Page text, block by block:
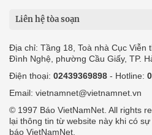
Liên hệ tòa soạn
Địa chỉ: Tầng 18, Toà nhà Cục Viễn
Đình Nghệ, phường Cầu Giấy, TP.
Điện thoại: 02439369898 - Hotline:
Email: vietnamnet@vietnamnet.vn
© 1997 Báo VietNamNet. All rights
lại thông tin từ website này khi có
báo VietNamNet.